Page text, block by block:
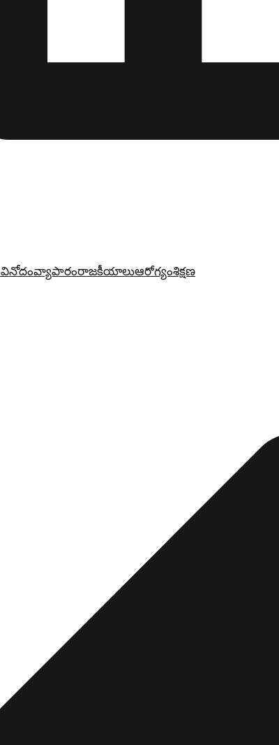
వినోదంవ్యాపారంరాజకీయాలుఆరోగ్యంశిక్షణ